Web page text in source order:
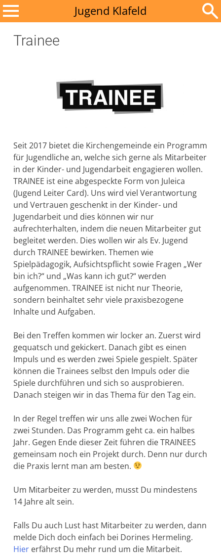
Zum
Inhalt
Jugend Klafeld
nach:Trainee
Seit 2017 bietet die Kirchengemeinde ein Programm
für Jugendliche an, welche sich gerne als Mitarbeiter
in der Kinder- und Jugendarbeit engagieren wollen.
TRAINEE ist eine abgespeckte Form von Juleica
(Jugend Leiter Card). Uns wird viel Verantwortung
und Vertrauen geschenkt in der Kinder- und
Jugendarbeit und dies können wir nur
aufrechterhalten, indem die neuen Mitarbeiter gut
begleitet werden. Dies wollen wir als Ev. Jugend
durch TRAINEE bewirken. Themen wie
Spielpädagogik, Aufsichtspflicht sowie Fragen „Wer
bin ich?“ und „Was kann ich gut?“ werden
aufgenommen. TRAINEE ist nicht nur Theorie,
sondern beinhaltet sehr viele praxisbezogene
Inhalte und Aufgaben.
Bei den Treffen kommen wir locker an. Zuerst wird
gequatsch und gekickert. Danach gibt es einen
Impuls und es werden zwei Spiele gespielt. Später
können die Trainees selbst den Impuls oder die
Spiele durchführen und sich so ausprobieren.
Danach steigen wir in das Thema für den Tag ein.
In der Regel treffen wir uns alle zwei Wochen für
zwei Stunden. Das Programm geht ca. ein halbes
Jahr. Gegen Ende dieser Zeit führen die TRAINEES
gemeinsam noch ein Projekt durch. Denn nur durch
die Praxis lernt man am besten.
Um Mitarbeiter zu werden, musst Du mindestens
14 Jahre alt sein.
Falls Du auch Lust hast Mitarbeiter zu werden, dann
melde Dich doch einfach bei Dorines Hermeling.
Hier erfährst Du mehr rund um die Mitarbeit.